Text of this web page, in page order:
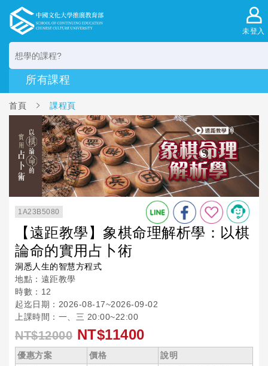
未登入
首頁 課程頁
1A23B5080
【遠距教學】象棋命理解析學：以棋
論命的實用占卜術
洞悉人生的智慧方程式
地點：遠距教學
時數：12
起迄日期：2026-08-17~2026-09-02
上課時間：一、三 20:00~22:00
NT$12000 NT$11400
優惠方案 價格
說明